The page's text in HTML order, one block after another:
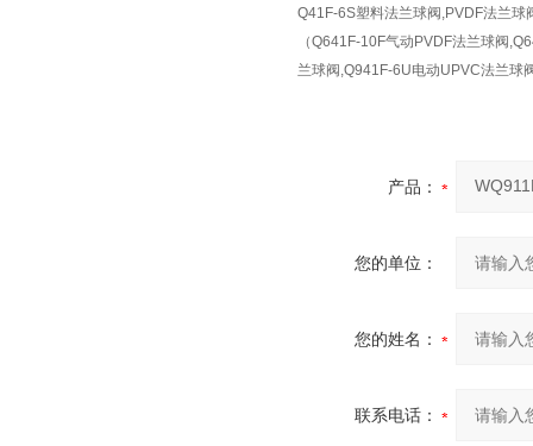
Q41F-6S塑料法兰球阀,PVDF法兰
（Q641F-10F气动PVDF法兰球阀
兰球阀,Q941F-6U电动UPVC法兰球
产品：
您的单位：
您的姓名：
联系电话：